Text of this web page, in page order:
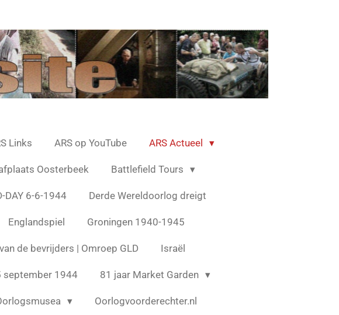
Links ARS op YouTube ARS Actueel
Oosterbeek Battlefield Tours
DAY 6-6-1944 Derde Wereldoorlog dreigt
Englandspiel Groningen 1940-1945
de bevrijders | Omroep GLD Israël
september 1944 81 jaar Market Garden
Oorlogvoorderechter.nl